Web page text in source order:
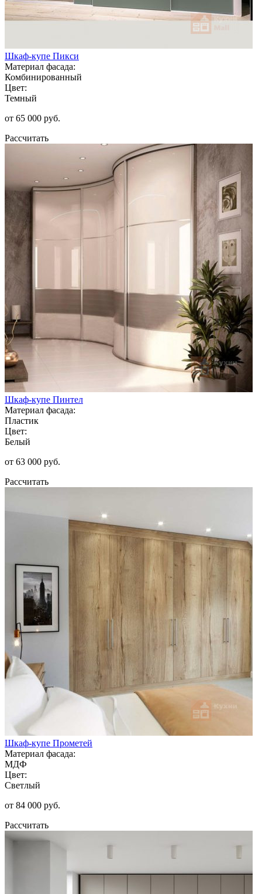
Шкаф-купе Пикси
Материал фасада:
Комбинированный
Цвет:
Темный
от 65 000 руб.
Рассчитать
Шкаф-купе Пинтел
Материал фасада:
Пластик
Цвет:
Белый
от 63 000 руб.
Рассчитать
Шкаф-купе Прометей
Материал фасада:
МДФ
Цвет:
Светлый
от 84 000 руб.
Рассчитать